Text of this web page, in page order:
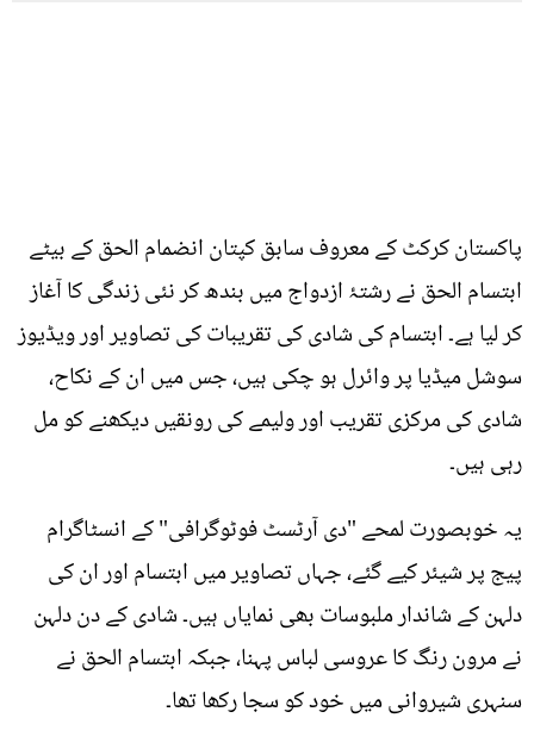
پاکستان کرکٹ کے معروف سابق کپتان انضمام الحق کے بیٹے
ابتسام الحق نے رشتۂ ازدواج میں بندھ کر نئی زندگی کا آغاز
کر لیا ہے۔ ابتسام کی شادی کی تقریبات کی تصاویر اور ویڈیوز
سوشل میڈیا پر وائرل ہو چکی ہیں، جس میں ان کے نکاح،
شادی کی مرکزی تقریب اور ولیمے کی رونقیں دیکھنے کو مل
رہی ہیں۔
یہ خوبصورت لمحے "دی آرٹسٹ فوٹوگرافی" کے انسٹاگرام
پیج پر شیئر کیے گئے، جہاں تصاویر میں ابتسام اور ان کی
دلہن کے شاندار ملبوسات بھی نمایاں ہیں۔ شادی کے دن دلہن
نے مرون رنگ کا عروسی لباس پہنا، جبکہ ابتسام الحق نے
سنہری شیروانی میں خود کو سجا رکھا تھا۔